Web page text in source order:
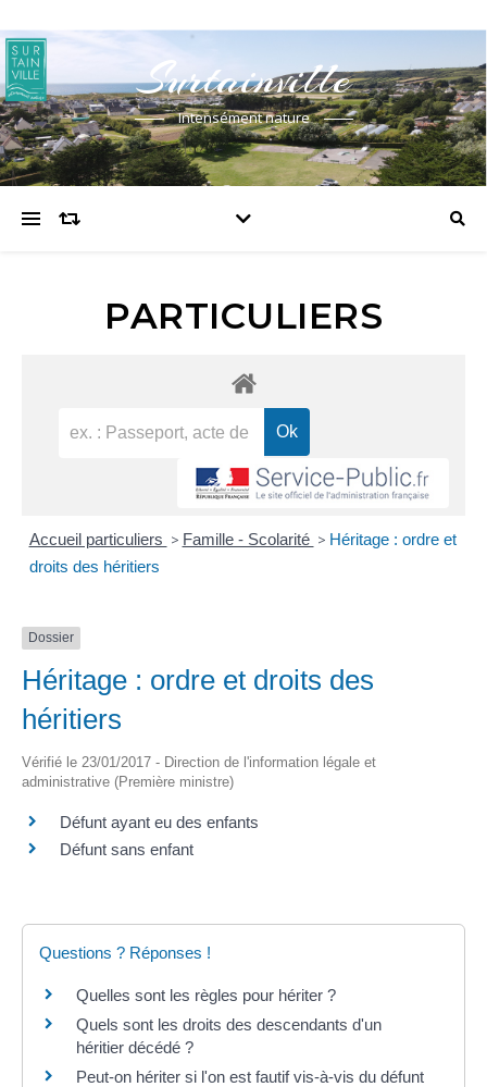
Surtainville
Intensément nature
PARTICULIERS
Accueil particuliers > Famille - Scolarité > Héritage : ordre et
droits des héritiers
Dossier
Héritage : ordre et droits des
héritiers
Vérifié le 23/01/2017 - Direction de l'information légale et
administrative (Première ministre)
Défunt ayant eu des enfants
Défunt sans enfant
Questions ? Réponses !
Quelles sont les règles pour hériter ?
Quels sont les droits des descendants d'un
héritier décédé ?
Peut-on hériter si l'on est fautif vis-à-vis du défunt